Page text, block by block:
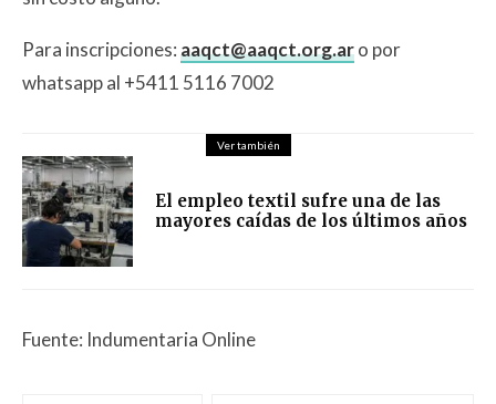
Para inscripciones:aaqct@aaqct.org.aro por
whatsapp al +5411 5116 7002
Ver también
El empleo textil sufre una de las
mayores caídas de los últimos años
Fuente: Indumentaria Online